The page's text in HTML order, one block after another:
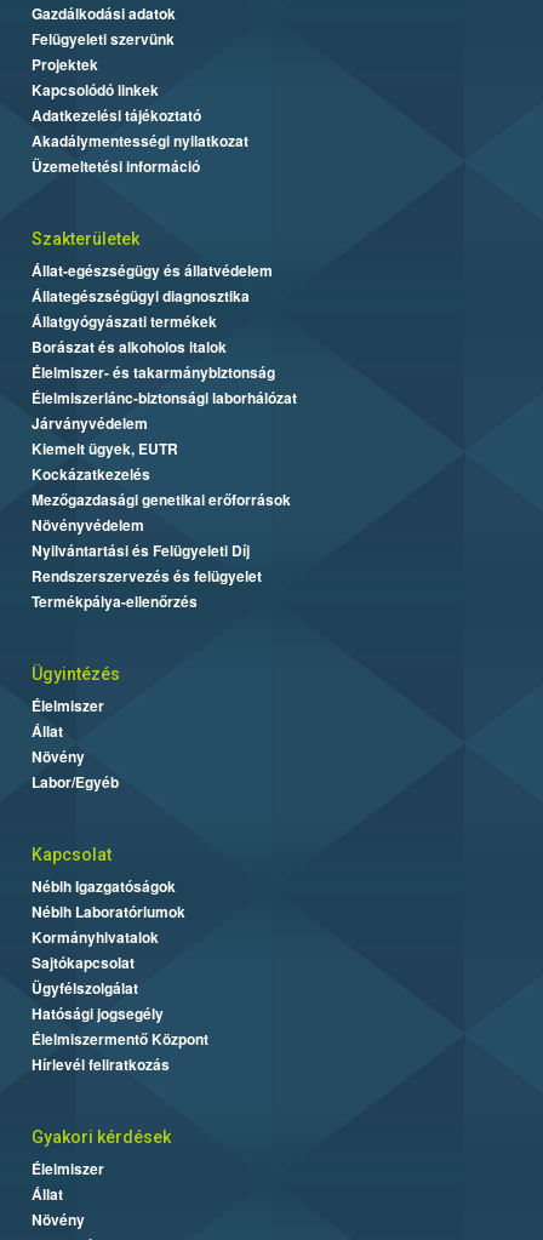
Gazdálkodási adatok
Felügyeleti szervünk
Projektek
Kapcsolódó linkek
Adatkezelési tájékoztató
Akadálymentességi nyilatkozat
Üzemeltetési információ
Szakterületek
Állat-egészségügy és állatvédelem
Állategészségügyi diagnosztika
Állatgyógyászati termékek
Borászat és alkoholos italok
Élelmiszer- és takarmánybiztonság
Élelmiszerlánc-biztonsági laborhálózat
Járványvédelem
Kiemelt ügyek, EUTR
Kockázatkezelés
Mezőgazdasági genetikai erőforrások
Növényvédelem
Nyilvántartási és Felügyeleti Díj
Rendszerszervezés és felügyelet
Termékpálya-ellenőrzés
Ügyintézés
Élelmiszer
Állat
Növény
Labor/Egyéb
Kapcsolat
Nébih Igazgatóságok
Nébih Laboratóriumok
Kormányhivatalok
Sajtókapcsolat
Ügyfélszolgálat
Hatósági jogsegély
Élelmiszermentő Központ
Hírlevél feliratkozás
Gyakori kérdések
Élelmiszer
Állat
Növény